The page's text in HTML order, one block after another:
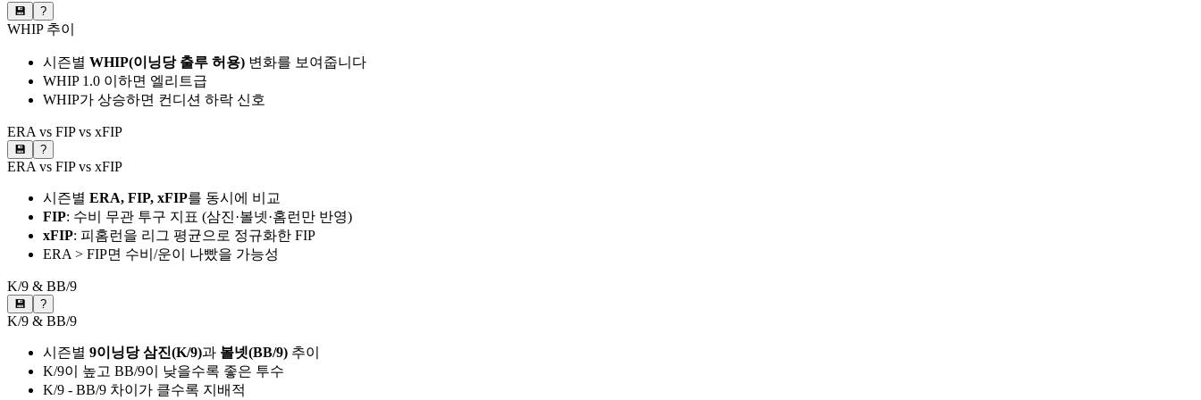
💾 ?
WHIP 추이
시즌별 WHIP(이닝당 출루 허용) 변화를 보여줍니다
WHIP 1.0 이하면 엘리트급
WHIP가 상승하면 컨디션 하락 신호
ERA vs FIP vs xFIP
💾 ?
ERA vs FIP vs xFIP
시즌별 ERA, FIP, xFIP를 동시에 비교
FIP: 수비 무관 투구 지표 (삼진·볼넷·홈런만 반영)
xFIP: 피홈런을 리그 평균으로 정규화한 FIP
ERA > FIP면 수비/운이 나빴을 가능성
K/9 & BB/9
💾 ?
K/9 & BB/9
시즌별 9이닝당 삼진(K/9)과 볼넷(BB/9) 추이
K/9이 높고 BB/9이 낮을수록 좋은 투수
K/9 - BB/9 차이가 클수록 지배적